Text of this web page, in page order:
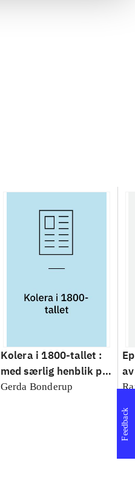
Kolera i 1800-tallet :
med særlig henblik på
Danmark
Gerda Bonderup
Feedback